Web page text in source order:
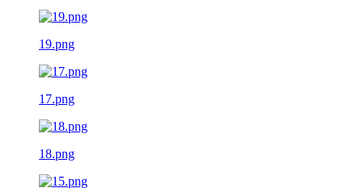
19.png
17.png
18.png